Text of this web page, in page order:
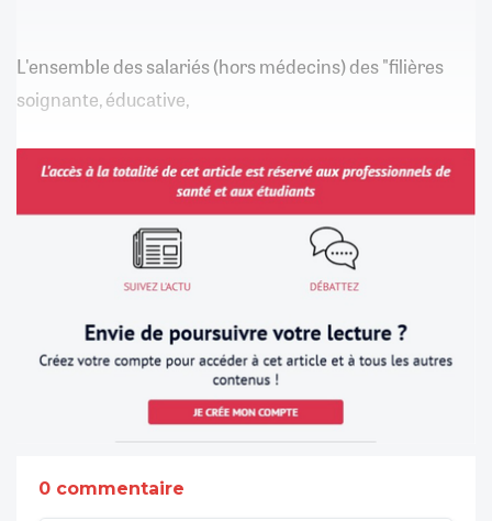
L'ensemble des salariés (hors médecins) des "filières
soignante, éducative,
0 commentaire